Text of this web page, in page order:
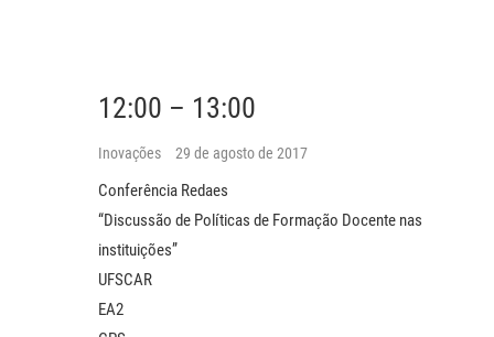
12:00 – 13:00
Inovações 29 de agosto de 2017
Conferência Redaes
“Discussão de Políticas de Formação Docente nas
instituições”
UFSCAR
EA2